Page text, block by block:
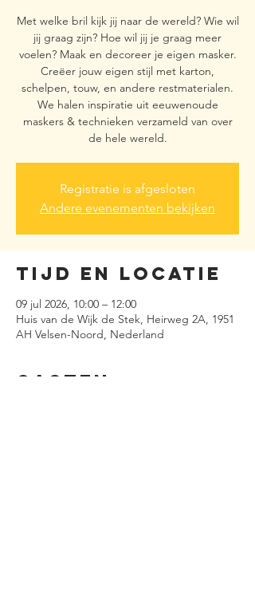
Met welke bril kijk jij naar de wereld? Wie wil
jij graag zijn? Hoe wil jij je graag meer
voelen? Maak en decoreer je eigen masker.
Creëer jouw eigen stijl met karton,
schelpen, touw, en andere restmaterialen.
We halen inspiratie uit eeuwenoude
maskers & technieken verzameld van over
de hele wereld.
Registratie is afgesloten
Andere evenementen bekijken
Tijd en locatie
09 jul 2026, 10:00 – 12:00
Huis van de Wijk de Stek, Heirweg 2A, 1951
AH Velsen-Noord, Nederland
Gasten